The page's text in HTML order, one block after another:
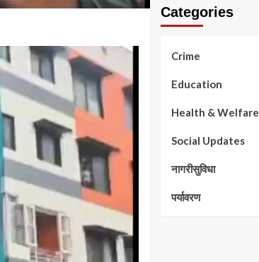
Categories
Crime
Education
Health & Welfare
Social Updates
नागरीसुविधा
पर्यावरण